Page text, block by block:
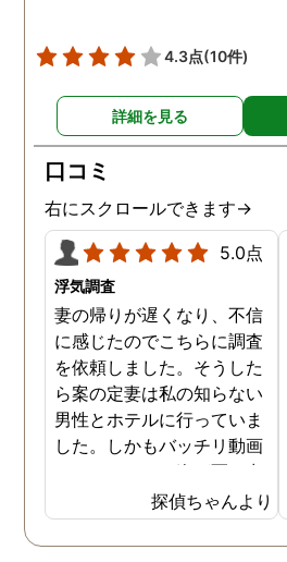
4.3点(10件)
詳細を見る
口コミ
右にスクロールできます→
5.0点
浮気調査
妻の帰りが遅くなり、不信
に感じたのでこちらに調査
を依頼しました。そうした
ら案の定妻は私の知らない
男性とホテルに行っていま
した。しかもバッチリ動画
でキスしている姿が写し出
されていました。本当にシ
ョックでしたが、これでス
ッキリしました。裁判では
探偵ちゃんより